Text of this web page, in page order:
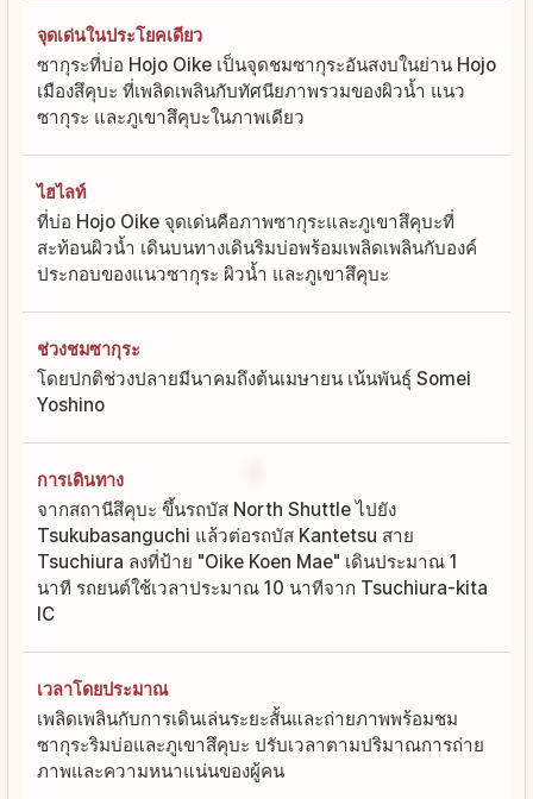
จุดเด่นในประโยคเดียว
ซากุระที่บ่อ Hojo Oike เป็นจุดชมซากุระอันสงบในย่าน Hojo
เมืองสึคุบะ ที่เพลิดเพลินกับทัศนียภาพรวมของผิวน้ำ แนว
ซากุระ และภูเขาสึคุบะในภาพเดียว
ไฮไลท์
ที่บ่อ Hojo Oike จุดเด่นคือภาพซากุระและภูเขาสึคุบะที่
สะท้อนผิวน้ำ เดินบนทางเดินริมบ่อพร้อมเพลิดเพลินกับองค์
ประกอบของแนวซากุระ ผิวน้ำ และภูเขาสึคุบะ
ช่วงชมซากุระ
โดยปกติช่วงปลายมีนาคมถึงต้นเมษายน เน้นพันธุ์ Somei
Yoshino
การเดินทาง
จากสถานีสึคุบะ ขึ้นรถบัส North Shuttle ไปยัง
Tsukubasanguchi แล้วต่อรถบัส Kantetsu สาย
Tsuchiura ลงที่ป้าย "Oike Koen Mae" เดินประมาณ 1
นาที รถยนต์ใช้เวลาประมาณ 10 นาทีจาก Tsuchiura-kita
IC
เวลาโดยประมาณ
เพลิดเพลินกับการเดินเล่นระยะสั้นและถ่ายภาพพร้อมชม
ซากุระริมบ่อและภูเขาสึคุบะ ปรับเวลาตามปริมาณการถ่าย
ภาพและความหนาแน่นของผู้คน